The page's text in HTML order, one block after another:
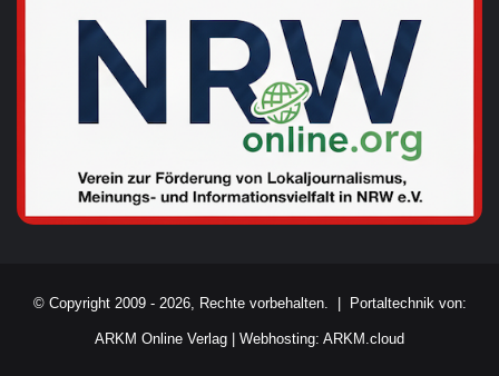
© Copyright 2009 - 2026, Rechte vorbehalten. | Portaltechnik von:
ARKM Online Verlag Webhosting: ARKM.cloud